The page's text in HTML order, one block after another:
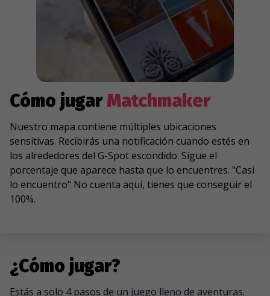
Cómo jugarMatchmaker
Nuestro mapa contiene múltiples ubicaciones
sensitivas. Recibirás una notificación cuando estés en
los alrededores del G-Spot escondido. Sigue el
porcentaje que aparece hasta que lo encuentres. "Casi
lo encuentro" No cuenta aquí, tienes que conseguir el
100%.
¿Cómo jugar?
Estás a solo 4 pasos de un juego lleno de aventuras.